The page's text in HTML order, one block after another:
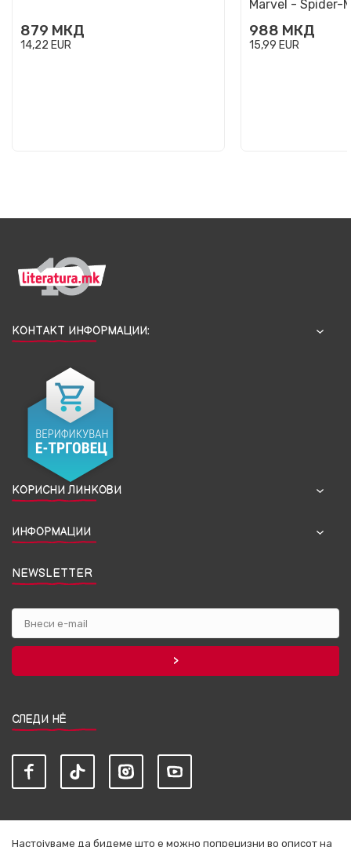
879 МКД
14,22 EUR
Marvel - Spider-
988 МКД
15,99 EUR
КОНТАКТ ИНФОРМАЦИИ:
КОРИСНИ ЛИНКОВИ
ИНФОРМАЦИИ
NEWSLETTER
СЛЕДИ НЀ
Настојуваме да бидеме што е можно попрецизни во описот на